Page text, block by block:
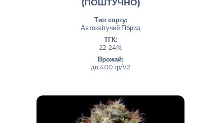
(ПОШТУЧНО)
Тип сорту:
Автоквітучий Гібрид
ТГК:
22-24%
Врожай:
до 400 гр/м2